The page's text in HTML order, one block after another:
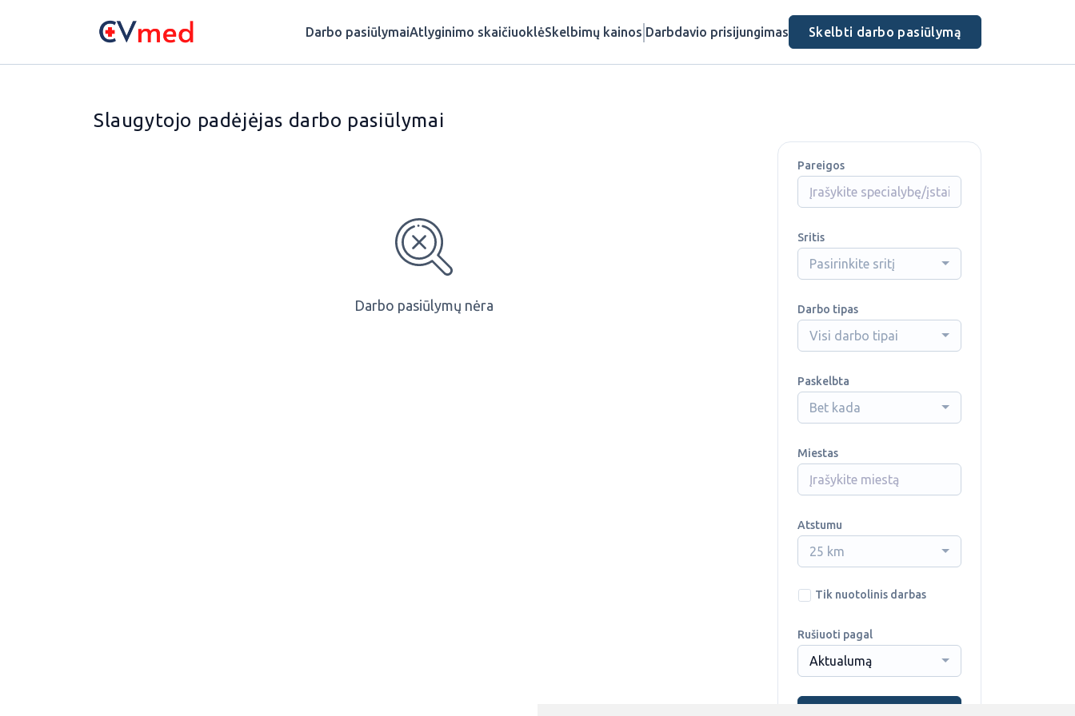
Darbo pasiūlymaiAtlyginimo skaičiuoklėSkelbimų kainos Darbdavio prisijungimas Skelbti darbo pasiūlymą
Slaugytojo padėjėjas darbo pasiūlymai
Darbo pasiūlymų nėra
Pareigos
Sritis
Pasirinkite sritį
Darbo tipas
Visi darbo tipai
Paskelbta
Bet kada
Miestas
Atstumu
25 km
Tik nuotolinis darbas
Rušiuoti pagal
Aktualumą